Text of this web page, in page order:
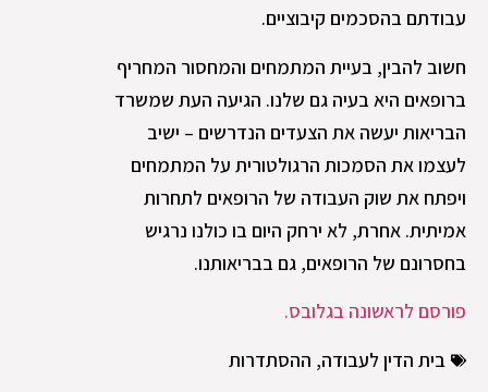
עבודתם בהסכמים קיבוציים.
חשוב להבין, בעיית המתמחים והמחסור המחריף
ברופאים היא בעיה גם שלנו. הגיעה העת שמשרד
הבריאות יעשה את הצעדים הנדרשים – ישיב
לעצמו את הסמכות הרגולטורית על המתמחים
ויפתח את שוק העבודה של הרופאים לתחרות
אמיתית. אחרת, לא ירחק היום בו כולנו נרגיש
בחסרונם של הרופאים, גם בבריאותנו.
פורסם לראשונה בגלובס.
בית הדין לעבודה, ההסתדרות